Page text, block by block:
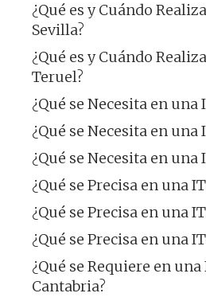
¿Qué es y Cuándo
Sevilla?
¿Qué es y Cuándo
Teruel?
¿Qué se Necesita en una
¿Qué se Necesita en una
¿Qué se Necesita en una
¿Qué se Precisa en una
¿Qué se Precisa en una
¿Qué se Precisa en una
¿Qué se Requiere en una
Cantabria?